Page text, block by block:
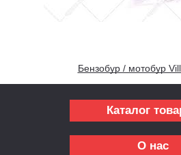
Бензобур / мотобур
Каталог
О нас